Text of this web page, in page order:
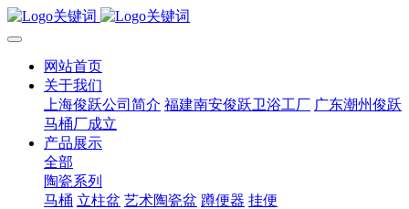
网站首页
关于我们
上海俊跃公司简介 福建南安俊跃卫浴工厂 广东潮州俊跃
马桶厂成立
产品展示
全部
陶瓷系列
马桶 立柱盆 艺术陶瓷盆 蹲便器 挂便